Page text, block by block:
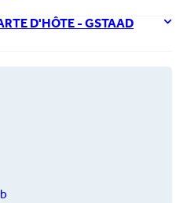
D'HÔTE - GSTAAD